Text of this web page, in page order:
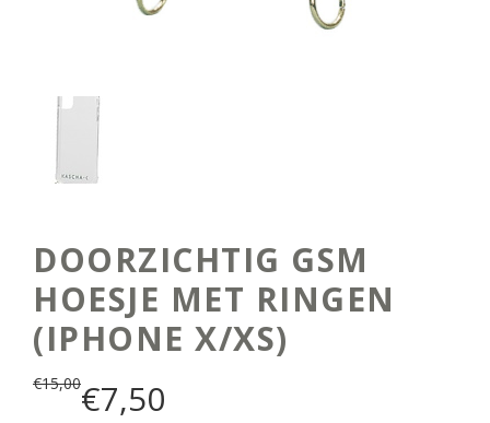
DOORZICHTIG GSM
HOESJE MET RINGEN
(IPHONE X/XS)
€15,00€7,50